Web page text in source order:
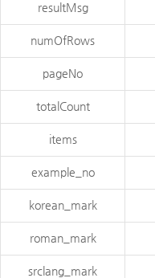
resultMsg
numOfRows
pageNo
totalCount
items
example_no
korean_mark
roman_mark
srclang_mark